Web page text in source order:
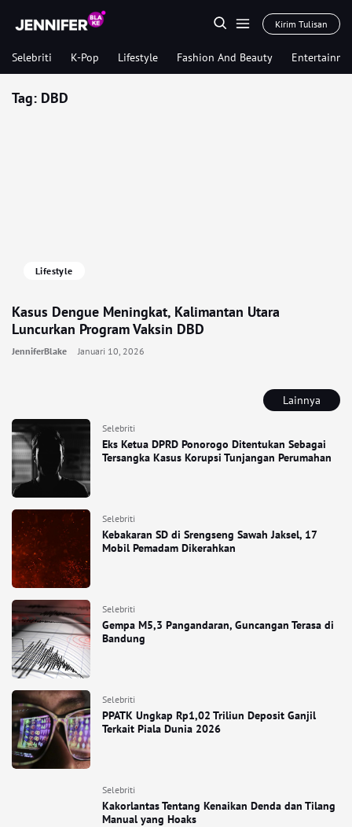
Kirim Tulisan
Selebriti K-Pop Lifestyle Fashion And Beauty
Lainnya
Selebriti
Eks Ketua DPRD Ponorogo Ditentukan Sebagai
Tersangka Kasus Korupsi Tunjangan Perumahan
Selebriti
Kebakaran SD di Srengseng Sawah Jaksel, 17
Mobil Pemadam Dikerahkan
Selebriti
Gempa M5,3 Pangandaran, Guncangan Terasa di
Bandung
Selebriti
PPATK Ungkap Rp1,02 Triliun Deposit Ganjil
Terkait Piala Dunia 2026
Selebriti
Kakorlantas Tentang Kenaikan Denda dan Tilang
Manual yang Hoaks
Tag: DBD
Lifestyle
Kasus Dengue Meningkat, Kalimantan Utara
Luncurkan Program Vaksin DBD
JenniferBlake Januari 10, 2026